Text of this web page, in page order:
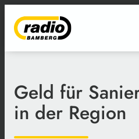
Geld für
in der Region